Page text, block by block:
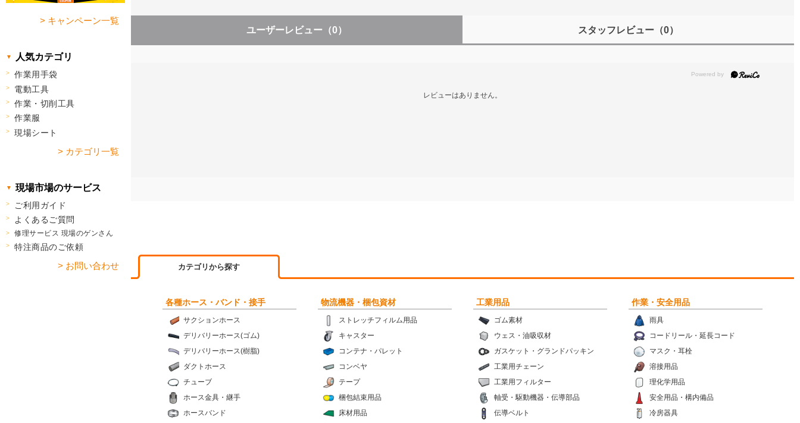
ユーザーレビュー （0） スタッフレビュー （0）
レビューはありません。
カテゴリから探す
各種ホース・バンド・接手
サクションホース
デリバリーホース(ゴム)
デリバリーホース(樹脂)
ダクトホース
チューブ
ホース金具・継手
ホースバンド
物流機器・梱包資材
ストレッチフィルム用品
キャスター
コンテナ・パレット
コンベヤ
テープ
梱包結束用品
床材用品
工業用品
ゴム素材
ウェス・油吸収材
ガスケット・グランドパッキン
工業用チェーン
工業用フィルター
軸受・駆動機器・伝導部品
伝導ベルト
作業・安全用品
雨具
コードリール・延長コード
マスク・耳栓
溶接用品
理化学用品
安全用品・構内備品
冷房器具
> キャンペーン一覧
人気カテゴリ
作業用手袋
電動工具
作業・切削工具
作業服
現場シート
> カテゴリ一覧
現場市場のサービス
ご利用ガイド
よくあるご質問
修理サービス 現場のゲンさん
特注商品のご依頼
> お問い合わせ